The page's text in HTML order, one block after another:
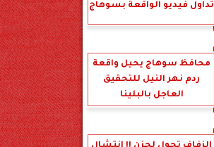
تداول فيديو الواقعة بسوهاج
محافظ سوهاج يحيل واقعة
ردم نهر النيل للتحقيق
العاجل بالبلينا